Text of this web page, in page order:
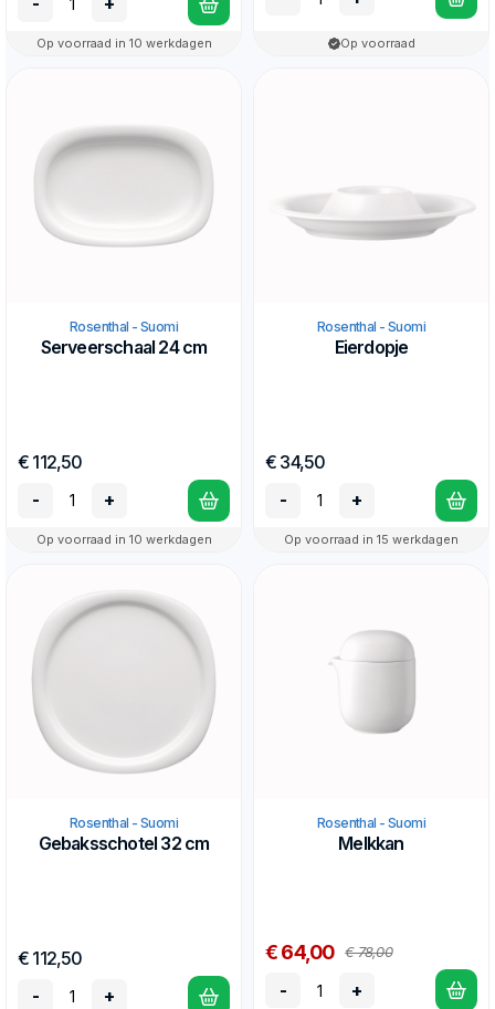
Op voorraad in 10 werkdagen Op voorraad
Rosenthal - Suomi
Serveerschaal 24 cm
€ 112,50
-
+
Op voorraad in 10 werkdagen
Rosenthal - Suomi
Eierdopje
€ 34,50
-
+
Op voorraad in 15 werkdagen
Rosenthal - Suomi
Gebaksschotel 32 cm
€ 112,50
-
+
Rosenthal - Suomi
Melkkan
€ 64,00 € 78,00
- +